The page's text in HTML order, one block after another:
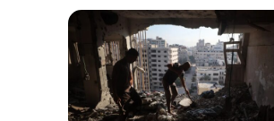
“Funeral para toda Gaza” —